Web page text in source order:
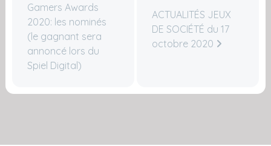
Gamers Awards
2020: les nominés
(le gagnant sera
annoncé lors du
Spiel Digital)
ACTUALITÉS JEUX
DE SOCIÉTÉ du 17
octobre 2020